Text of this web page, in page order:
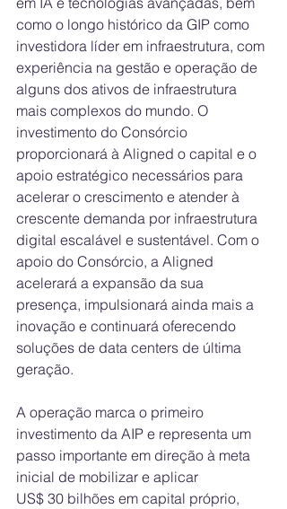
como o longo histórico da GIP como
investidora líder em infraestrutura, com
experiência na gestão e operação de
alguns dos ativos de infraestrutura
mais complexos do mundo. O
investimento do Consórcio
proporcionará à Aligned o capital e o
apoio estratégico necessários para
acelerar o crescimento e atender à
crescente demanda por infraestrutura
digital escalável e sustentável. Com o
apoio do Consórcio, a Aligned
acelerará a expansão da sua
presença, impulsionará ainda mais a
inovação e continuará oferecendo
soluções de data centers de última
geração.
A operação marca o primeiro
investimento da AIP e representa um
passo importante em direção à meta
inicial de mobilizar e aplicar
US$ 30 bilhões em capital próprio,